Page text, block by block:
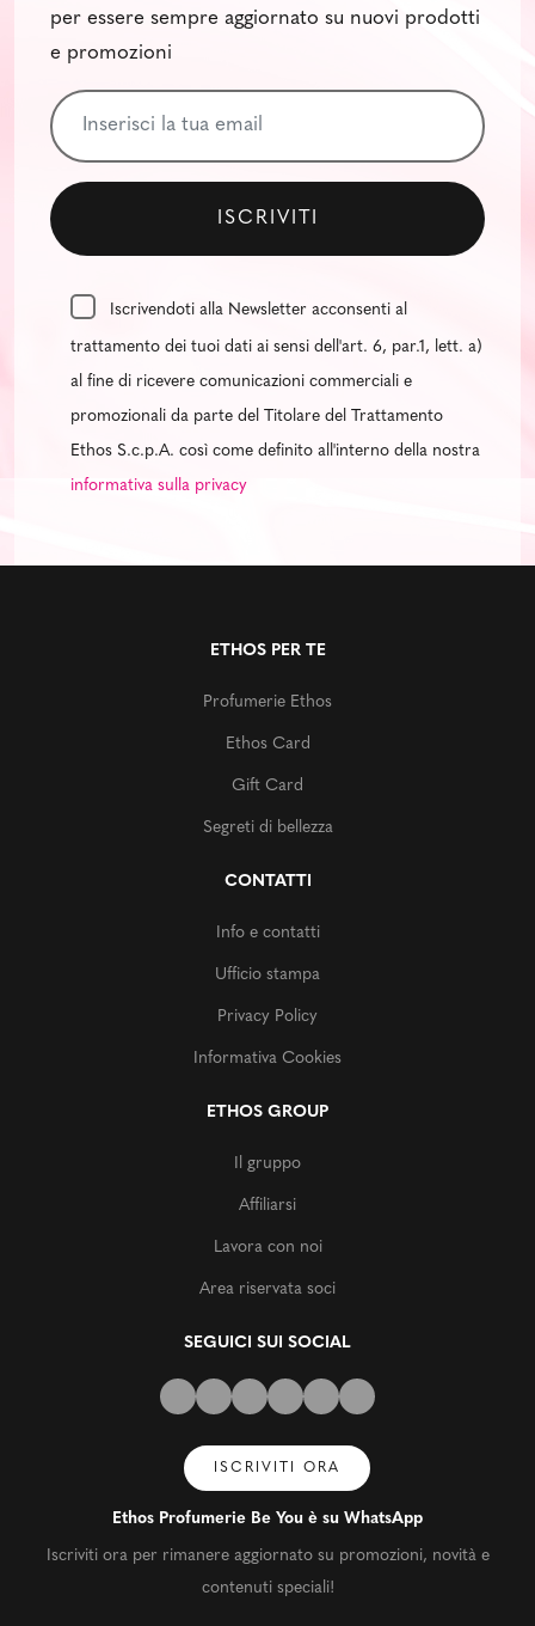
per essere sempre aggiornato su nuovi prodotti
e promozioni
Iscrivendoti alla Newsletter acconsenti al
trattamento dei tuoi dati ai sensi dell'art. 6, par.1, lett. a)
al fine di ricevere comunicazioni commerciali e
promozionali da parte del Titolare del Trattamento
Ethos S.c.p.A. così come definito all'interno della nostra
informativa sulla privacy
ETHOS PER TE
Profumerie Ethos
Ethos Card
Gift Card
Segreti di bellezza
CONTATTI
Info e contatti
Ufficio stampa
Privacy Policy
Informativa Cookies
ETHOS GROUP
Il gruppo
Affiliarsi
Lavora con noi
Area riservata soci
SEGUICI SUI SOCIAL
ISCRIVITI ORA
Ethos Profumerie Be You è su WhatsApp
Iscriviti ora per rimanere aggiornato su promozioni, novità e
contenuti speciali!